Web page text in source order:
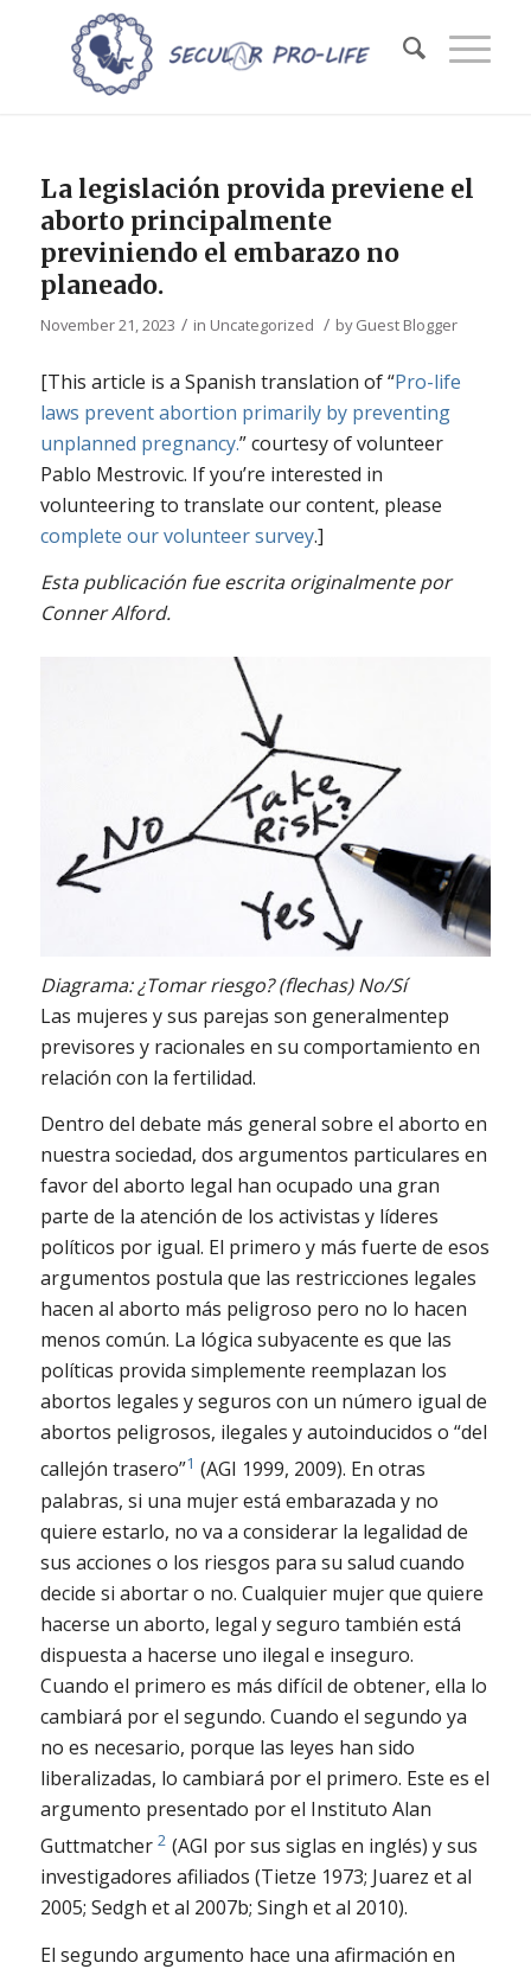
La legislación provida previene el
aborto principalmente
previniendo el embarazo no
planeado.
November 21, 2023 / in Uncategorized / byGuest Blogger
[This article is a Spanish translation of “Pro-life
laws prevent abortion primarily by preventing
unplanned pregnancy.” courtesy of volunteer
Pablo Mestrovic. If you’re interested in
volunteering to translate our content, please
complete our volunteer survey.]
Esta publicación fue escrita originalmente por
Conner Alford.
Diagrama: ¿Tomar riesgo? (flechas) No/Sí
Las mujeres y sus parejas son generalmentep
previsores y racionales en su comportamiento en
relación con la fertilidad.
Dentro del debate más general sobre el aborto en
nuestra sociedad, dos argumentos particulares en
favor del aborto legal han ocupado una gran
parte de la atención de los activistas y líderes
políticos por igual. El primero y más fuerte de esos
argumentos postula que las restricciones legales
hacen al aborto más peligroso pero no lo hacen
menos común. La lógica subyacente es que las
políticas provida simplemente reemplazan los
abortos legales y seguros con un número igual de
abortos peligrosos, ilegales y autoinducidos o “del
callejón trasero”1 (AGI 1999, 2009). En otras
palabras, si una mujer está embarazada y no
quiere estarlo, no va a considerar la legalidad de
sus acciones o los riesgos para su salud cuando
decide si abortar o no. Cualquier mujer que quiere
hacerse un aborto, legal y seguro también está
dispuesta a hacerse uno ilegal e inseguro.
Cuando el primero es más difícil de obtener, ella lo
cambiará por el segundo. Cuando el segundo ya
no es necesario, porque las leyes han sido
liberalizadas, lo cambiará por el primero. Este es el
argumento presentado por el Instituto Alan
Guttmatcher 2 (AGI por sus siglas en inglés) y sus
investigadores afiliados (Tietze 1973; Juarez et al
2005; Sedgh et al 2007b; Singh et al 2010).
El segundo argumento hace una afirmación en